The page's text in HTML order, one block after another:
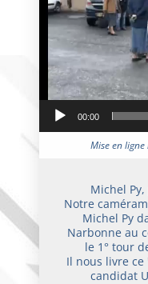
00:00
Mise en
Michel
Notre
Michel Py
Narbonne au
le 1° tour
Il nous livre
candidat